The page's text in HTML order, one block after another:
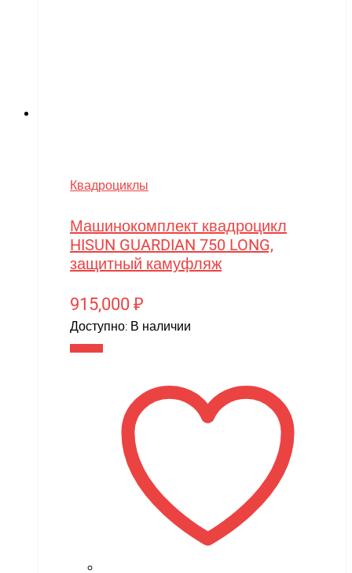
Квадроциклы
Машинокомплект квадроцикл
HISUN GUARDIAN 750 LONG,
защитный камуфляж
915,000 ₽
Доступно: В наличии